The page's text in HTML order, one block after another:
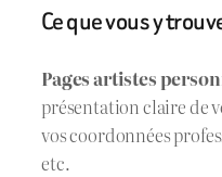
Ce que vous y
Pages artistes
présentation claire de
vos coordonnées
etc.